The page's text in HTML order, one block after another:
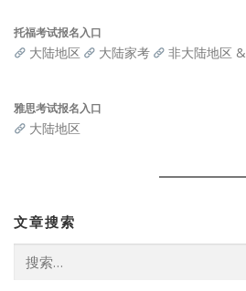
托福考试报名入口
大陆地区 大陆家考 非大陆地区
雅思考试报名入口
大陆地区
文章搜索
索：